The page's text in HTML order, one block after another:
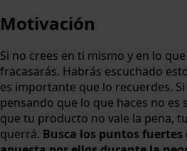
Motivación
Si no crees en ti mismo y en lo
fracasarás. Habrás escuchado
es importante que lo recuerdes.
pensando que lo que haces no
que tu producto no vale la pena,
querrá. Busca los puntos